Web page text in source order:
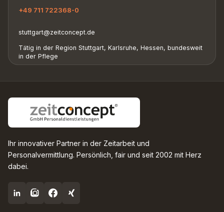
+49 711 722368-0
stuttgart@zeitconcept.de
Tätig in der Region Stuttgart, Karlsruhe, Hessen, bundesweit
in der Pflege
Ihr innovativer Partner in der Zeitarbeit und
Personalvermittlung. Persönlich, fair und seit 2002 mit Herz
dabei.